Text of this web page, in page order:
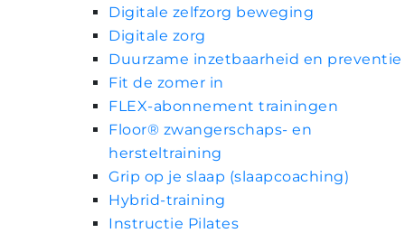
Digitale zelfzorg beweging
Digitale zorg
Duurzame inzetbaarheid en preventie
Fit de zomer in
FLEX-abonnement trainingen
Floor® zwangerschaps- en
hersteltraining
Grip op je slaap (slaapcoaching)
Hybrid-training
Instructie Pilates